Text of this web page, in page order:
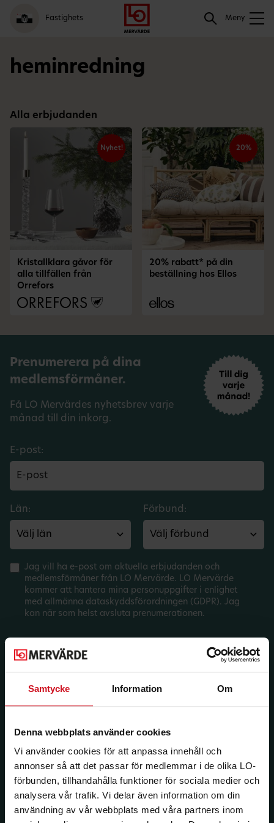
Samtycke Information Om
Denna webbplats använder cookies
Vi använder cookies för att anpassa innehåll och
annonser så att det passar för medlemmar i de olika LO-
förbunden, tillhandahålla funktioner för sociala medier och
analysera vår trafik. Vi delar även information om din
användning av vår webbplats med våra partners inom
Gå
till
meny
Logga
in
Hoppa
till
innehåll
Fastighets Meny
Sök
heminredning
Alla erbjudanden
Nyhet!
Kristallklara gåvor för
alla tillfällen från
Orrefors
20%
20% rabatt* på din
beställning hos Ellos
Prenumerera på dina
medlemsförmåner.
Få LO Mervärdes nyhetsbrev varje
månad till din inkorg.
E-post:
Län: Förbund:
Jag vill ha e-post om aktuella erbjudanden och
medlemsförmåner från LO Mervärde. LO Mervärde
kommer att hantera mina personuppgifter i enlighet
med allmänna dataskyddsförordningen (GDPR). Jag
kan när som helst avsluta prenumerationen.